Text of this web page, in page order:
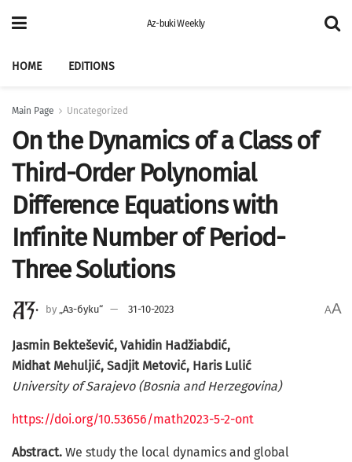
Az-buki Weekly
HOME EDITIONS
Main Page Uncategorized
On the Dynamics of a Class of
Third-Order Polynomial
Difference Equations with
Infinite Number of Period-
Three Solutions
by „Аз-буки“ 31-10-2023 AA
Jasmin Bektešević, Vahidin Hadžiabdić,
Midhat Mehuljić, Sadjit Metović, Haris Lulić
University of Sarajevo (Bosnia and Herzegovina)
https://doi.org/10.53656/math2023-5-2-ont
Abstract. We study the local dynamics and global